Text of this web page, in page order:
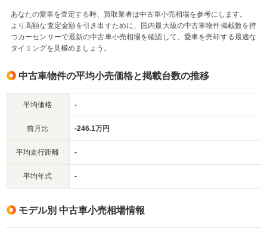
あなたの愛車を査定する時、買取業者は中古車小売相場を参考にします。
より高額な査定金額を引き出すために、国内最大級の中古車物件掲載数を持
つカーセンサーで最新の中古車小売相場を確認して、愛車を売却する最適な
タイミングを見極めましょう。
中古車物件の平均小売価格と掲載台数の推移
平均価格 -
前月比 -246.1万円
平均走行距離 -
平均年式 -
モデル別 中古車小売相場情報